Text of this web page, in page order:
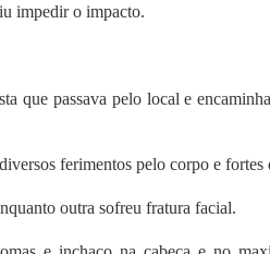
impedir o impacto.
que passava pelo local e
ferimentos pelo corpo e fortes
outra sofreu fratura facial.